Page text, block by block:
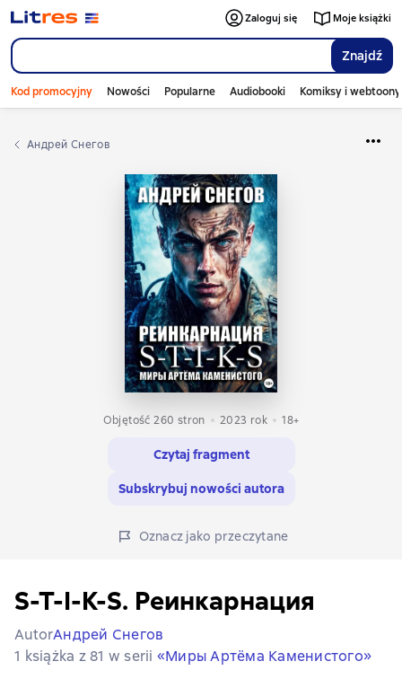
Znajdź
Zaloguj się Moje książki
Kod promocyjny Nowości Popularne Audiobooki Komiksy i webtoony
Андрей Снегов
Objętość 260 stron 2023 rok 18+
Czytaj fragment
Subskrybuj nowości autora
Oznacz jako przeczytane
S-T-I-K-S. Реинкарнация
AutorАндрей Снегов
1 książka z 81 w serii «Миры Артёма Каменистого»